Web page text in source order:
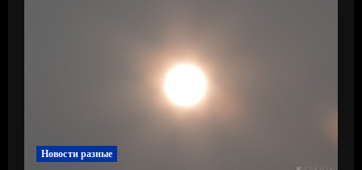
Новости разные